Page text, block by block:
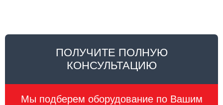
ПОЛУЧИТЕ ПОЛНУЮ
КОНСУЛЬТАЦИЮ
Мы подберем оборудование по Вашим